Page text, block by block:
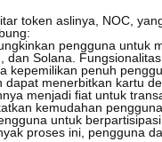
token aslinya, NOC,
pengguna untuk
dan Solana.
kepemilikan penuh
dapat menerbitkan kartu
menjadi fiat untuk
kemudahan
untuk
proses ini, pengguna